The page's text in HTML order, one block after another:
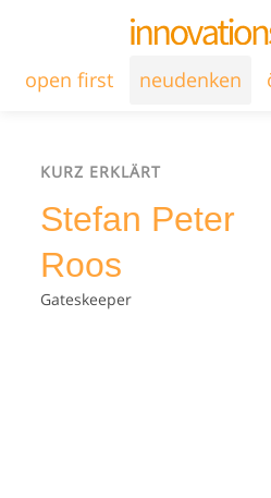
open first neudenken
KURZ ERKLÄRT
Stefan Peter
Roos
Gateskeeper